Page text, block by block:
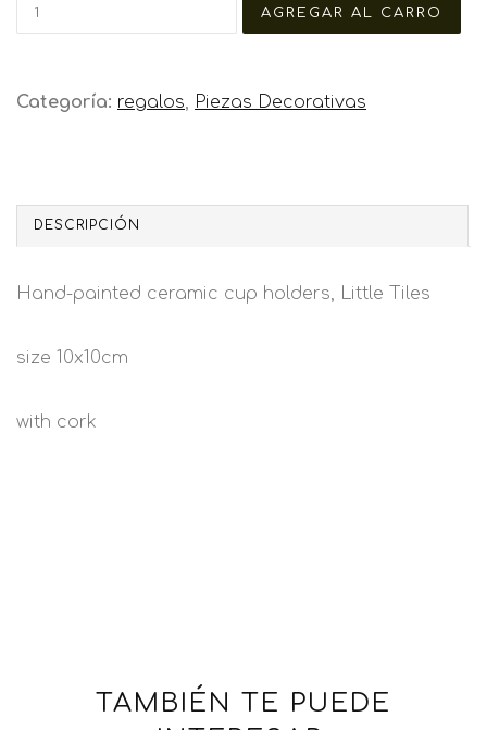
Categoría: regalos, Piezas Decorativas
DESCRIPCIÓN
Hand-painted ceramic cup holders, Little Tiles
size 10x10cm
with cork
TAMBIÉN TE PUEDE